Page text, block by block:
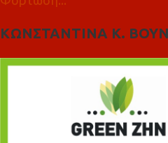
ΚΩΝΣΤΑΝΤΙΝΑ Κ.